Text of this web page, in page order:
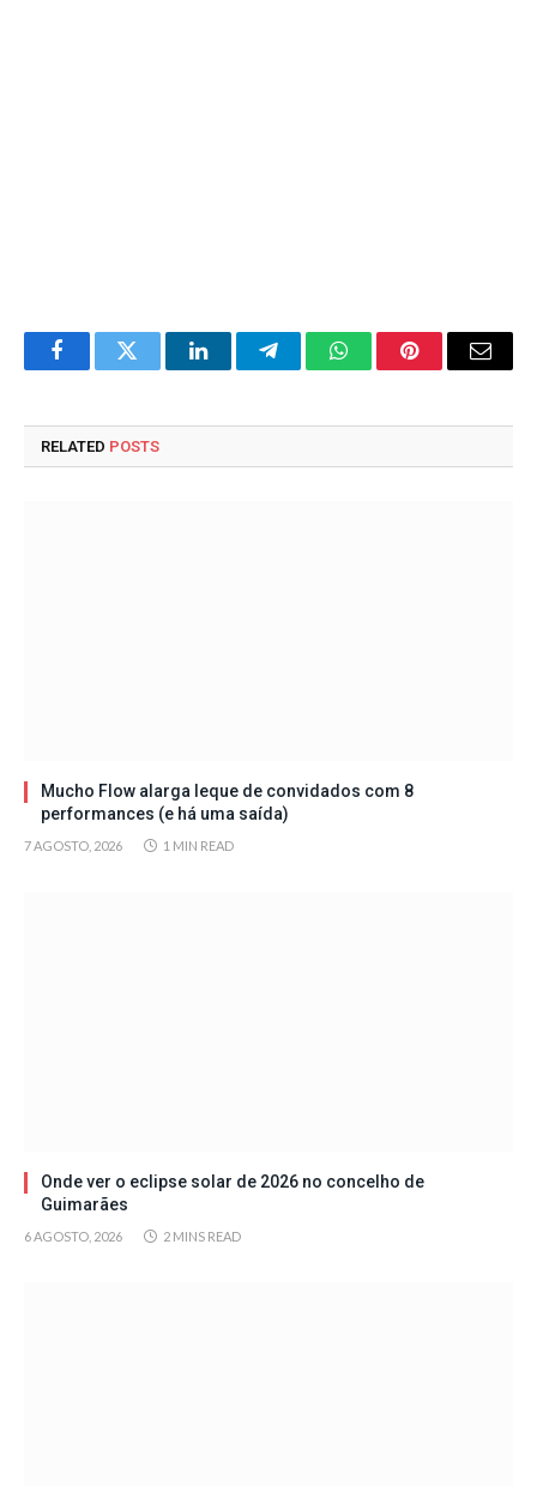
FacebookTwitter LinkedInTelegramWhatsAppPinterestEmail
RELATED POSTS
Mucho Flow alarga leque de convidados com 8
performances (e há uma saída)
7 AGOSTO, 2026 1 MIN READ
Onde ver o eclipse solar de 2026 no concelho de
Guimarães
6 AGOSTO, 2026 2 MINS READ